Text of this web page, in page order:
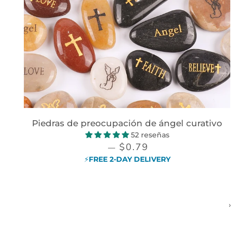
Piedras de preocupación de ángel curativo
52 reseñas
— PRECIO DE VENTA
$0.79
⚡FREE 2-DAY DELIVERY
›